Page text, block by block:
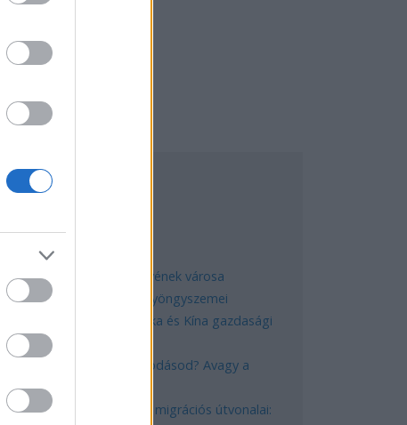
Manaus: a dzsungel szívének városa
Magyarország rejtett gyöngyszemei
Az egygyermekes politika és Kína gazdasági
kihívásai
Mik alakítják a gondolkodásod? Avagy a
kognitív torzítások
A világ legveszélyesebb migrációs útvonalai: